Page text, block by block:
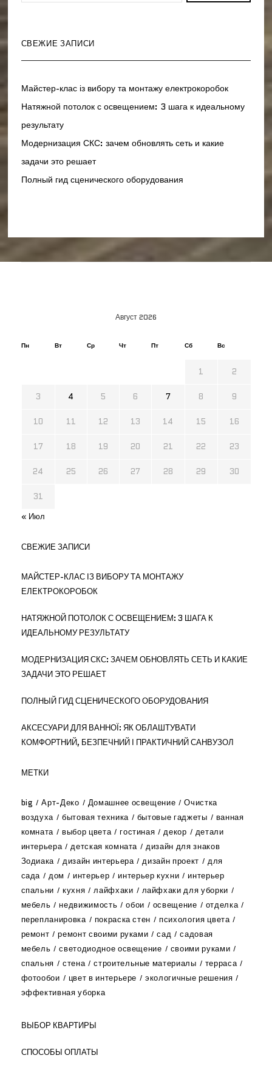
СВЕЖИЕ ЗАПИСИ
Майстер-клас із вибору та монтажу електрокоробок
Натяжной потолок с освещением: 3 шага к идеальному
результату
Модернизация СКС: зачем обновлять сеть и какие
задачи это решает
Полный гид сценического оборудования
Август 2026
Пн Вт Ср Чт Пт Сб Вс
1 2
3 4 5 6 7 8 9
10 11 12 13 14 15 16
17 18 19 20 21 22 23
24 25 26 27 28 29 30
31
« Июл
СВЕЖИЕ ЗАПИСИ
МАЙСТЕР-КЛАС ІЗ ВИБОРУ ТА МОНТАЖУ
ЕЛЕКТРОКОРОБОК
НАТЯЖНОЙ ПОТОЛОК С ОСВЕЩЕНИЕМ: 3 ШАГА К
ИДЕАЛЬНОМУ РЕЗУЛЬТАТУ
МОДЕРНИЗАЦИЯ СКС: ЗАЧЕМ ОБНОВЛЯТЬ СЕТЬ И КАКИЕ
ЗАДАЧИ ЭТО РЕШАЕТ
ПОЛНЫЙ ГИД СЦЕНИЧЕСКОГО ОБОРУДОВАНИЯ
АКСЕСУАРИ ДЛЯ ВАННОЇ: ЯК ОБЛАШТУВАТИ
КОМФОРТНИЙ, БЕЗПЕЧНИЙ І ПРАКТИЧНИЙ САНВУЗОЛ
МЕТКИ
big Арт-Деко Домашнее освещение
Очистка
воздуха
бытовая техника бытовые гаджеты
ванная
комната
выбор цвета гостиная декор
детали
интерьера
детская комната
дизайн для знаков
Зодиака
дизайн интерьера дизайн проект
для
сада
дом интерьер интерьер кухни
интерьер
спальни
кухня лайфхаки
лайфхаки для уборки
мебель
недвижимость обои освещение
отделка
перепланировка
покраска стен
психология цвета
ремонт
ремонт своими руками сад
садовая
мебель
светодиодное освещение
своими руками
спальня
стена строительные материалы
терраса
фотообои
цвет в интерьере
экологичные решения
эффективная уборка
ВЫБОР КВАРТИРЫ
СПОСОБЫ ОПЛАТЫ